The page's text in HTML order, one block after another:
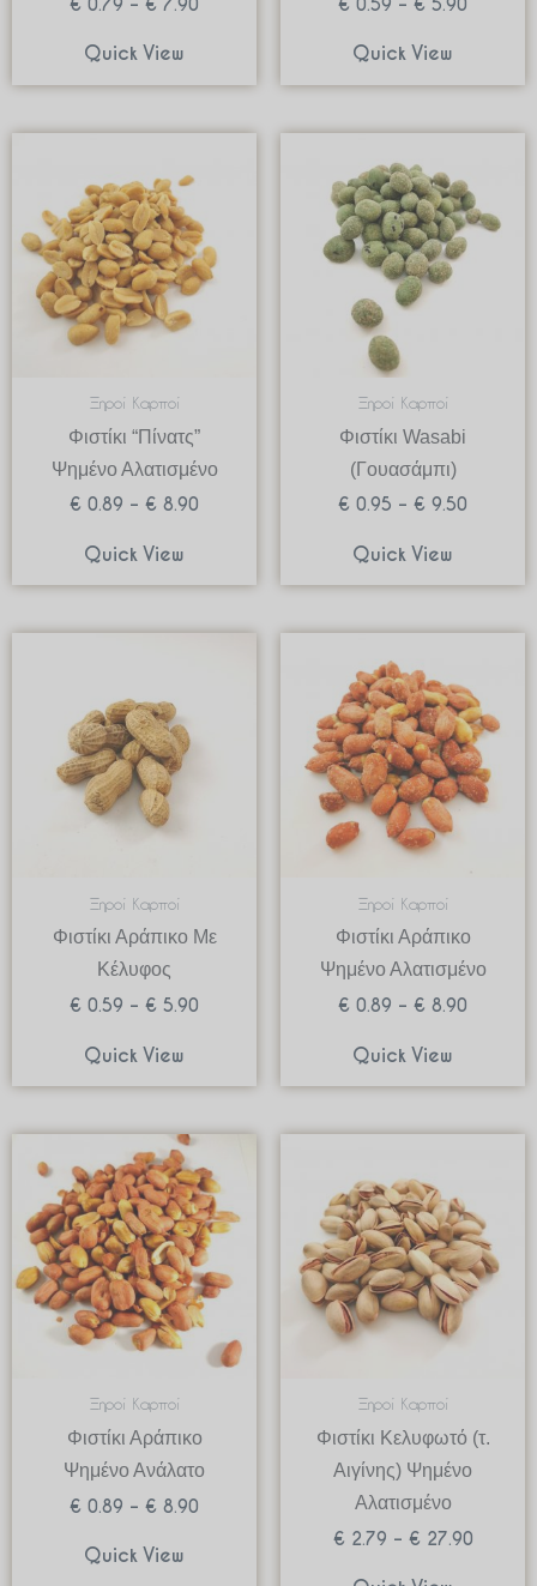
€ 0.79 – € 7.90
Quick View
€ 0.59 – € 5.90
Quick View
Ξηροί Καρποί
Φιστίκι “Πίνατς”
Ψημένο Αλατισμένο
€ 0.89 – € 8.90
€ 8.90
Quick View
Ξηροί Καρποί
Φιστίκι Wasabi
(Γουασάμπι)
€ 0.95 – € 9.50
€ 0.95
through
€ 9.50
Quick View
Ξηροί Καρποί
Φιστίκι Αράπικο Με
Κέλυφος
€ 0.59 – € 5.90
Quick View
Ξηροί Καρποί
Φιστίκι Αράπικο
Ψημένο Αλατισμένο
€ 0.89 – € 8.90
€ 0.89
through
€ 8.90
Quick View
Ξηροί Καρποί
Φιστίκι Αράπικο
Ψημένο Ανάλατο
€ 0.89 – € 8.90
range:
€ 0.89
through
€ 8.90
Quick View
Ξηροί Καρποί
Φιστίκι Κελυφωτό (τ.
Αιγίνης) Ψημένο
Αλατισμένο
€ 2.79 – € 27.90
through
€ 27.90